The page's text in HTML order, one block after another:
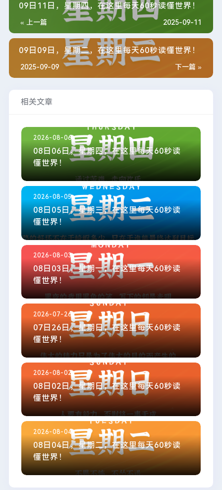
09日11日，星期四，在这里每天60秒读懂世界！
« 上一篇 2025-09-11
09日09日，星期二，在这里每天60秒读懂世界！
下一篇 »
2025-09-09
相关文章
2026-08-06
08日06日，星期四，在这里每天60秒读
懂世界！
2026-08-05
08日05日，星期三，在这里每天60秒读
懂世界！
2026-08-03
08日03日，星期一，在这里每天60秒读
懂世界！
2026-07-26
07日26日，星期日，在这里每天60秒读
懂世界！
2026-08-02
08日02日，星期日，在这里每天60秒读
懂世界！
2026-08-04
08日04日，星期二，在这里每天60秒读
懂世界！